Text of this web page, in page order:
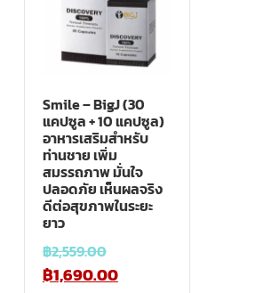
Smile – BigJ (30
แคปซูล + 10 แคปซูล)
อาหารเสริมสำหรับ
ท่านชาย เพิ่ม
สมรรถภาพ มั่นใจ
ปลอดภัย เห็นผลจริง
ดีต่อสุขภาพในระยะ
ยาว
฿2,559.00
฿1,690.00